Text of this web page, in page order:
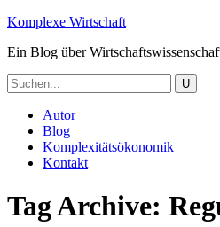
Komplexe Wirtschaft
Ein Blog über
Autor
Blog
Komplexitätsökonomik
Kontakt
Tag Archive: